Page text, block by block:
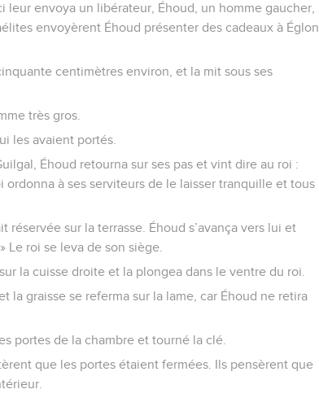
envoya un libérateur, Éhoud, un homme gaucher,
envoyèrent Éhoud présenter des cadeaux à Églon,
centimètres environ, et la mit sous ses
très gros.
les avaient portés.
Éhoud retourna sur ses pas et vint dire au roi :
ordonna à ses serviteurs de le laisser tranquille et tous
sur la terrasse. Éhoud s’avança vers lui et
Le roi se leva de son siège.
la cuisse droite et la plongea dans le ventre du roi.
la graisse se referma sur la lame, car Éhoud ne retira
portes de la chambre et tourné la clé.
que les portes étaient fermées. Ils pensèrent que